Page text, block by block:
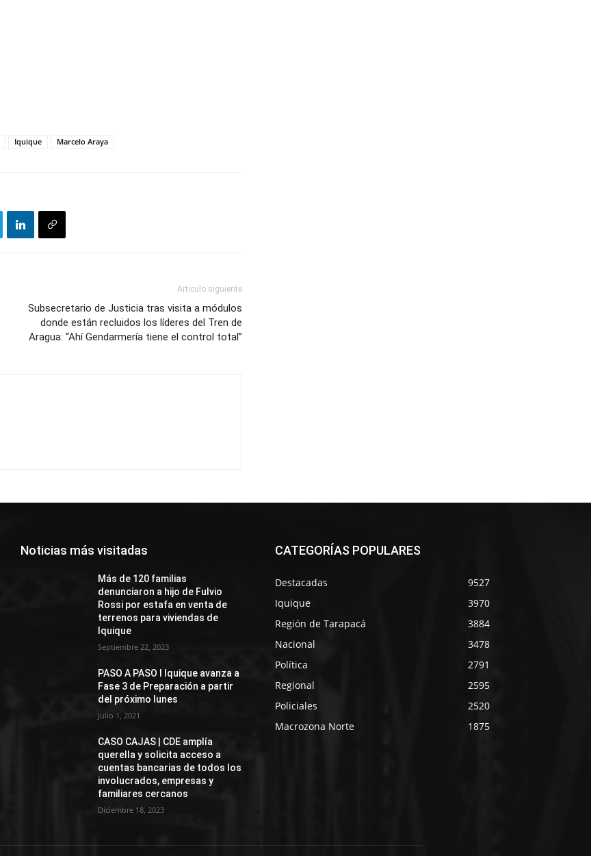
Iquique Marcelo Araya
Artículo siguiente
Subsecretario de Justicia tras visita a módulos
donde están recluidos los líderes del Tren de
Aragua: “Ahí Gendarmería tiene el control total”
Noticias más visitadas
Más de 120 familias
denunciaron a hijo de Fulvio
Rossi por estafa en venta de
terrenos para viviendas de
Iquique
Septiembre 22, 2023
PASO A PASO I Iquique avanza a
Fase 3 de Preparación a partir
del próximo lunes
Julio 1, 2021
CASO CAJAS | CDE amplía
querella y solicita acceso a
cuentas bancarias de todos los
involucrados, empresas y
familiares cercanos
Diciembre 18, 2023
CATEGORÍAS POPULARES
Destacadas
9527
Iquique
3970
Región de Tarapacá
3884
Nacional
3478
Política
2791
Regional
2595
Policiales
2520
Macrozona Norte
1875